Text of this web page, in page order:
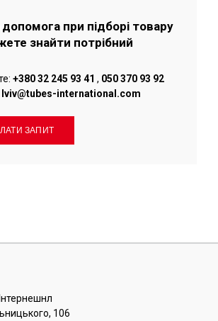
при підборі товару
знайти потрібний
+380 32 245 93 41 , 050 370 93 92
lviv@tubes-international.com
ЗАПИТ
106